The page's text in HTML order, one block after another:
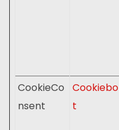
CookieCo
nsent
Cookiebo
t